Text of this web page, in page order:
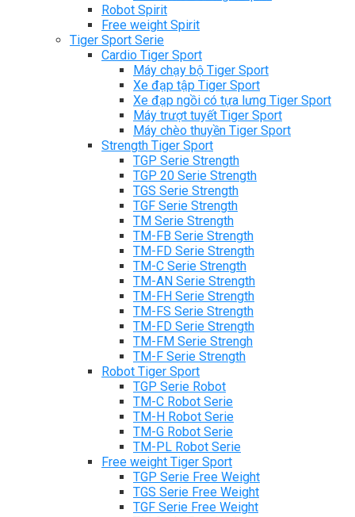
Robot Spirit
Free weight Spirit
Tiger Sport Serie
Cardio Tiger Sport
Máy chạy bộ Tiger Sport
Xe đạp tập Tiger Sport
Xe đạp ngồi có tựa lưng Tiger Sport
Máy trượt tuyết Tiger Sport
Máy chèo thuyền Tiger Sport
Strength Tiger Sport
TGP Serie Strength
TGP 20 Serie Strength
TGS Serie Strength
TGF Serie Strength
TM Serie Strength
TM-FB Serie Strength
TM-FD Serie Strength
TM-C Serie Strength
TM-AN Serie Strength
TM-FH Serie Strength
TM-FS Serie Strength
TM-FD Serie Strength
TM-FM Serie Strengh
TM-F Serie Strength
Robot Tiger Sport
TGP Serie Robot
TM-C Robot Serie
TM-H Robot Serie
TM-G Robot Serie
TM-PL Robot Serie
Free weight Tiger Sport
TGP Serie Free Weight
TGS Serie Free Weight
TGF Serie Free Weight